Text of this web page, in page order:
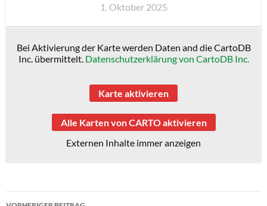
1. Oktober 2025
Bei Aktivierung der Karte werden Daten and die CartoDB
Inc. übermittelt. Datenschutzerklärung von CartoDB Inc.
Karte aktivieren
Alle Karten von CARTO aktivieren
Externen Inhalte immer anzeigen
Beitragsnavigation